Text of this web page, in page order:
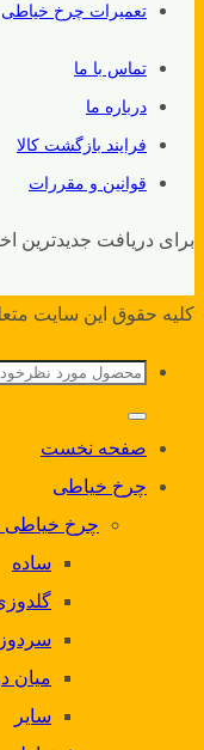
تعمیرات چرخ خیاطی
تماس با ما
درباره ما
فرایند بازگشت کالا
قوانین و مقررات
برای دریافت جدیدترین
کلیه حقوق این سایت
جستجو
برای:
صفحه نخست
چرخ خیاطی
چرخ خیاطی
ساده
سردوز
میان
سایر